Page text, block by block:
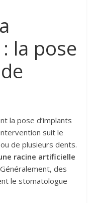
la pose
la pose d’implants
suit le
de plusieurs dents.
racine artificielle
des
le stomatologue